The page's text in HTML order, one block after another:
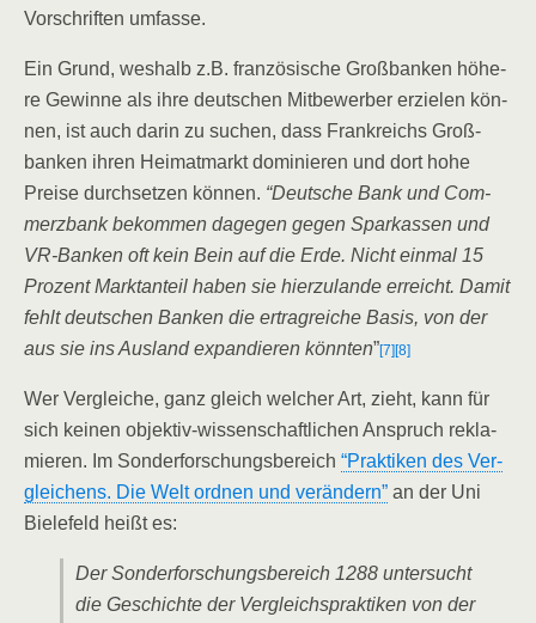
Vor­schrif­ten umfasse.
Ein Grund, wes­halb z.B. fran­zö­si­sche Groß­ban­ken höhe­
re Gewin­ne als ihre deut­schen Mit­be­wer­ber erzie­len kön­
nen, ist auch dar­in zu suchen, dass Frank­reichs Groß­
ban­ken ihren Hei­mat­markt domi­nie­ren und dort hohe
Prei­se durch­set­zen kön­nen. “Deut­sche Bank und Com­
merz­bank bekom­men dage­gen gegen Spar­kas­sen und
VR-Ban­ken oft kein Bein auf die Erde. Nicht ein­mal 15
Pro­zent Markt­an­teil haben sie hier­zu­lan­de erreicht. Damit
fehlt deut­schen Ban­ken die ertrag­rei­che Basis, von der
aus sie ins Aus­land expan­die­ren könn­ten”[7] [8]
Wer Ver­glei­che, ganz gleich wel­cher Art, zieht, kann für
sich kei­nen objek­tiv-wis­sen­schaft­li­chen Anspruch rekla­
mie­ren. Im Son­der­for­schungs­be­reich “Prak­ti­ken des Ver­
glei­chens. Die Welt ord­nen und ver­än­dern” an der Uni
Bie­le­feld heißt es:
Der Son­der­for­schungs­be­reich 1288 unter­sucht
die Geschich­te der Ver­gleichs­prak­ti­ken von der